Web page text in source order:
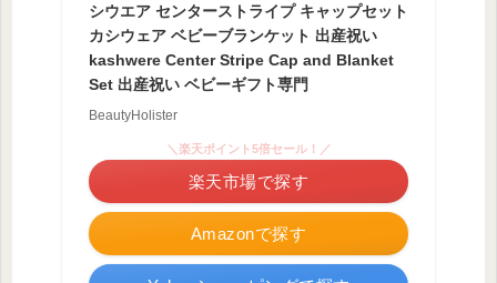
シウエア センターストライプ キャップセット
カシウェア ベビーブランケット 出産祝い
kashwere Center Stripe Cap and Blanket
Set 出産祝い ベビーギフト専門
BeautyHolister
Amazonで探す
＼楽天ポイント5倍セール！／
楽天市場で探す